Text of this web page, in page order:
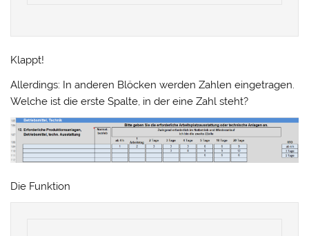
Klappt!
Allerdings: In anderen Blöcken werden Zahlen eingetragen.
Welche ist die erste Spalte, in der eine Zahl steht?
Die Funktion